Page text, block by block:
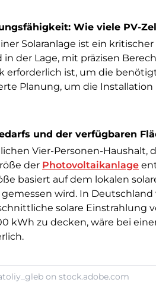
Wie viele PV-
Solaranlage ist ein
der Lage, mit präzisen
erforderlich ist, um die
Planung, um die
und der verfügbaren
Vier-Personen-Haushalt,
der Photovoltaikanlage
basiert auf dem lokalen
wird. In
solare Einstrahlung
kWh zu decken, wäre bei
on stock.adobe.com